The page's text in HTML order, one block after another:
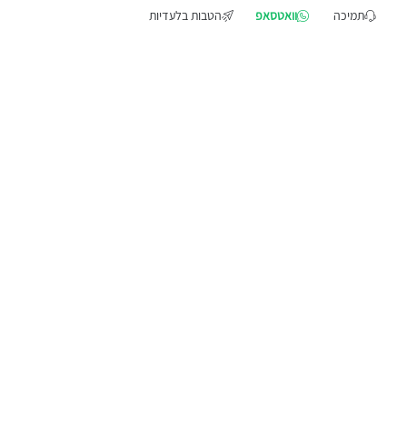
הטבות בלעדיות וואטסאפ תמיכה